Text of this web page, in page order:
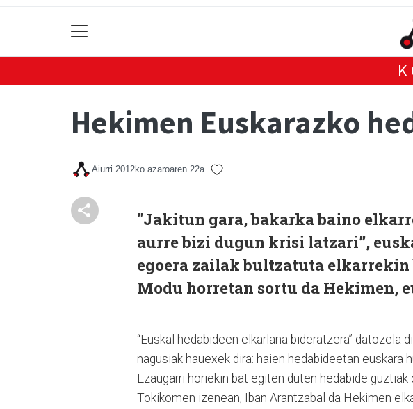
Hekimen Euskarazko
Aiurri 2012ko azaroaren 22a
"Jakitun gara, bakarka baino
aurre bizi dugun krisi latzari”,
egoera zailak bultzatuta elkarrekin
Modu horretan sortu da Hekimen,
“Euskal hedabideen elkarlana bideratzera” datozela
nagusiak hauexek dira: haien hedabideetan euskara
Ezaugarri horiekin bat egiten duten hedabide
Tokikomen izenean, Iban Arantzabal da Hekimen